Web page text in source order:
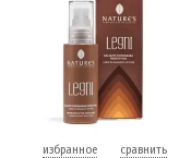
избранное сравнить